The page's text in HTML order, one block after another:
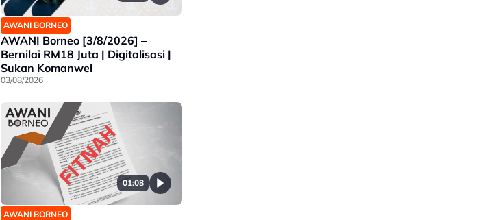
AWANI BORNEO
AWANI Borneo [3/8/2026] –
Bernilai RM18 Juta | Digitalisasi |
Sukan Komanwel
03/08/2026
01:08
AWANI BORNEO